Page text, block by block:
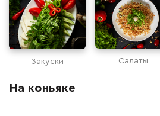
Закуски Салаты
На коньяке